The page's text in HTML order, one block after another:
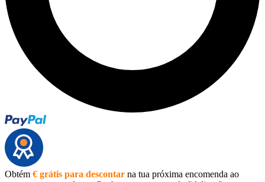
Obtém € grátis para descontar na tua próxima encomenda ao